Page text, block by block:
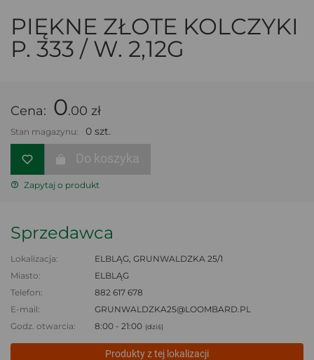
PIĘKNE ZŁOTE KOLCZYKI
P. 333 / W. 2,12G
Cena: 0.00 zł
Stan magazynu: 0 szt.
Do koszyka
Zapytaj o produkt
Sprzedawca
Lokalizacja:
ELBLĄG, GRUNWALDZKA 25/1
Miasto:
ELBLĄG
Telefon:
882 617 678
E-mail:
GRUNWALDZKA25@LOOMBARD.PL
Godz. otwarcia:
8:00 - 21:00 (dziś)
Produkty z tej lokalizacji